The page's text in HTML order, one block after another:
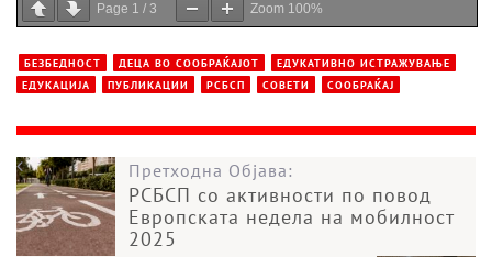
Page 1 / 3 Zoom 100%
БЕЗБЕДНОСТ ДЕЦА ВО СООБРАЌАЈОТ
ЕДУКАТИВНО ИСТРАЖУВАЊЕ
ЕДУКАЦИЈА
ПУБЛИКАЦИИ РСБСП СОВЕТИ СООБРАЌАЈ
Претходна Објава:
РСБСП со активности по повод
Европската недела на мобилност
2025